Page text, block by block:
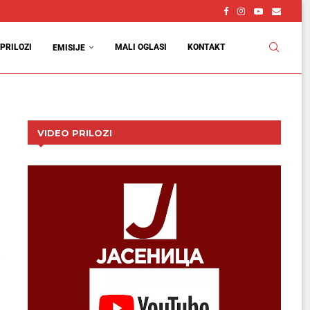
PRILOZI EMISIJE MALI OGLASI KONTAKT
VIDEO PRILOZI